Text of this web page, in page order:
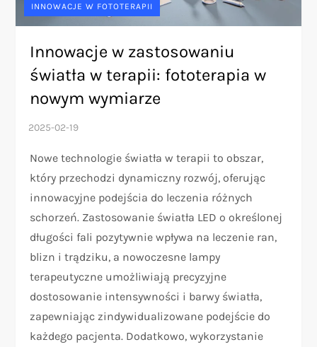
INNOWACJE W FOTOTERAPII
Innowacje w zastosowaniu
światła w terapii: fototerapia w
nowym wymiarze
Nowe technologie światła w terapii to obszar,
który przechodzi dynamiczny rozwój, oferując
innowacyjne podejścia do leczenia różnych
schorzeń. Zastosowanie światła LED o określonej
długości fali pozytywnie wpływa na leczenie ran,
blizn i trądziku, a nowoczesne lampy
terapeutyczne umożliwiają precyzyjne
dostosowanie intensywności i barwy światła,
zapewniając zindywidualizowane podejście do
każdego pacjenta. Dodatkowo, wykorzystanie